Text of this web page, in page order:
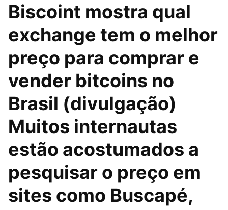
Biscoint mostra qual
exchange tem o melhor
preço para comprar e
vender bitcoins no
Brasil (divulgação)
Muitos internautas
estão acostumados a
pesquisar o preço em
sites como Buscapé,